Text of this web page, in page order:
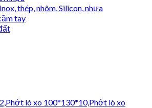
thép, nhôm, Silicon, nhựa
tay
lò xo 100*130*10,Phớt lò xo